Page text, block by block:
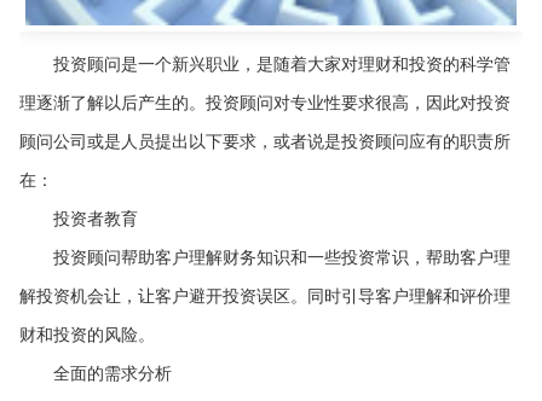
投资顾问是一个新兴职业，是随着大家对理财和投资的科学管
理逐渐了解以后产生的。投资顾问对专业性要求很高，因此对投资
顾问公司或是人员提出以下要求，或者说是投资顾问应有的职责所
在：
投资者教育
投资顾问帮助客户理解财务知识和一些投资常识，帮助客户理
解投资机会让，让客户避开投资误区。同时引导客户理解和评价理
财和投资的风险。
全面的需求分析